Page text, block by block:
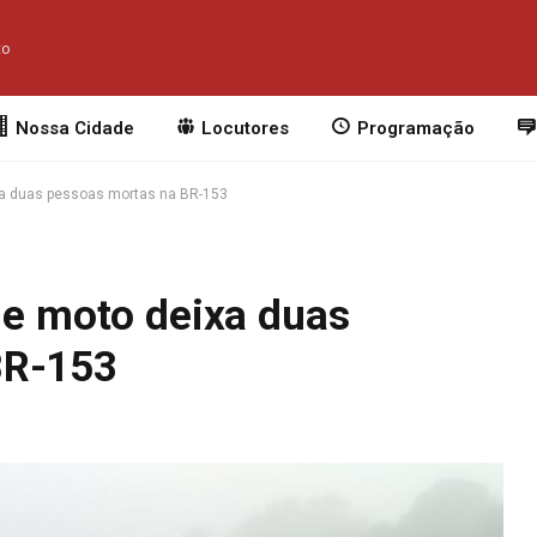
Nossa Cidade Locutores Programação
duas pessoas mortas na BR-153
moto deixa duas
153